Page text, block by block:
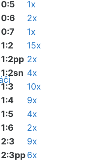
0:5
1x
0:6
2x
0:7
1x
1:2
15x
1:2pp 2x
1:2sn 4x
1:3
10x
1:4
9x
1:5
4x
1:6
2x
2:3
9x
2:3pp6x